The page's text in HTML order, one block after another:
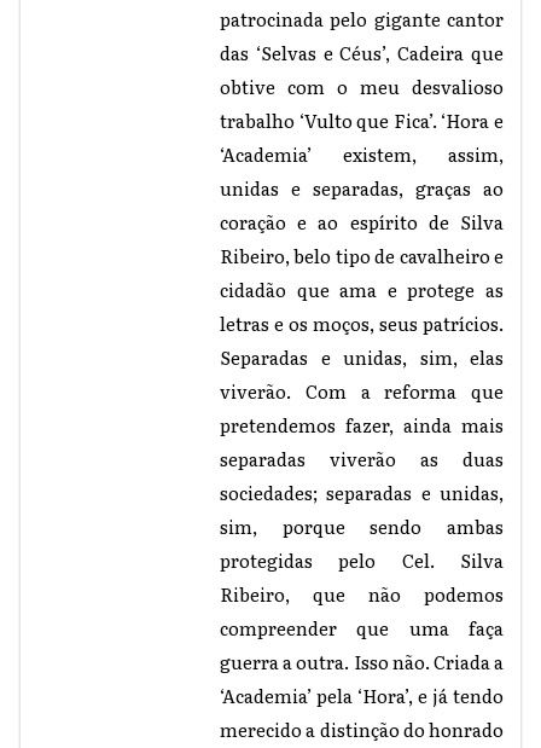
patrocinada pelo gigante cantor
das ‘Selvas e Céus’, Cadeira que
obtive com o meu desvalioso
trabalho ‘Vulto que Fica’. ‘Hora e
‘Academia’ existem, assim,
unidas e separadas, graças ao
coração e ao espírito de Silva
Ribeiro, belo tipo de cavalheiro e
cidadão que ama e protege as
letras e os moços, seus patrícios.
Separadas e unidas, sim, elas
viverão. Com a reforma que
pretendemos fazer, ainda mais
separadas viverão as duas
sociedades; separadas e unidas,
sim, porque sendo ambas
protegidas pelo Cel. Silva
Ribeiro, que não podemos
compreender que uma faça
guerra a outra. Isso não. Criada a
‘Academia’ pela ‘Hora’, e já tendo
merecido a distinção do honrado